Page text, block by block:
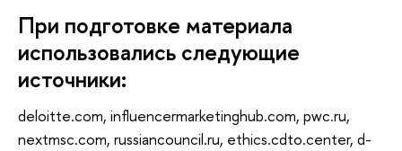
При подготовке материала
использовались следующие
источники:
deloitte.com, influencermarketinghub.com, pwc.ru,
nextmsc.com, russiancouncil.ru, ethics.cdto.center, d-